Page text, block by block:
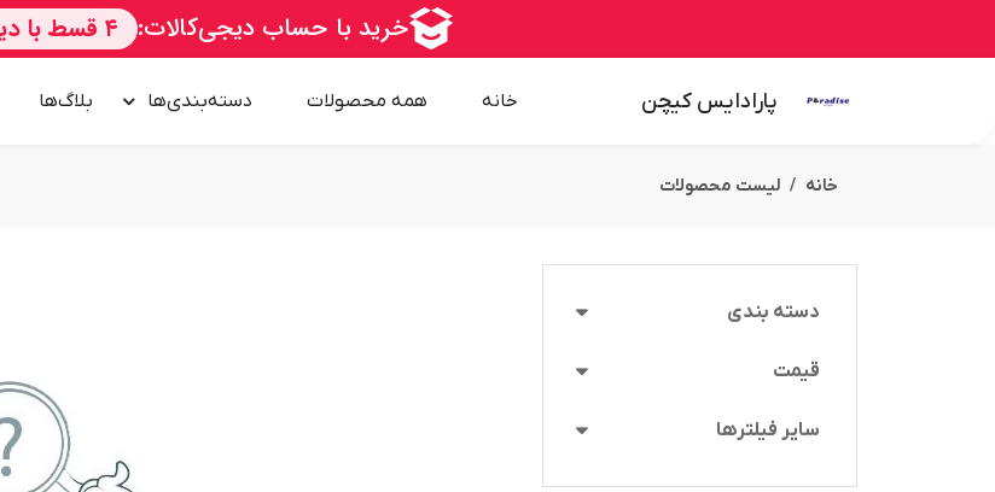
پارادایس کیچن خانه همه محصولات دسته‌بندی‌ها بلاگ‌ها
خانه لیست محصولات
دسته بندی
قیمت
سایر فیلترها